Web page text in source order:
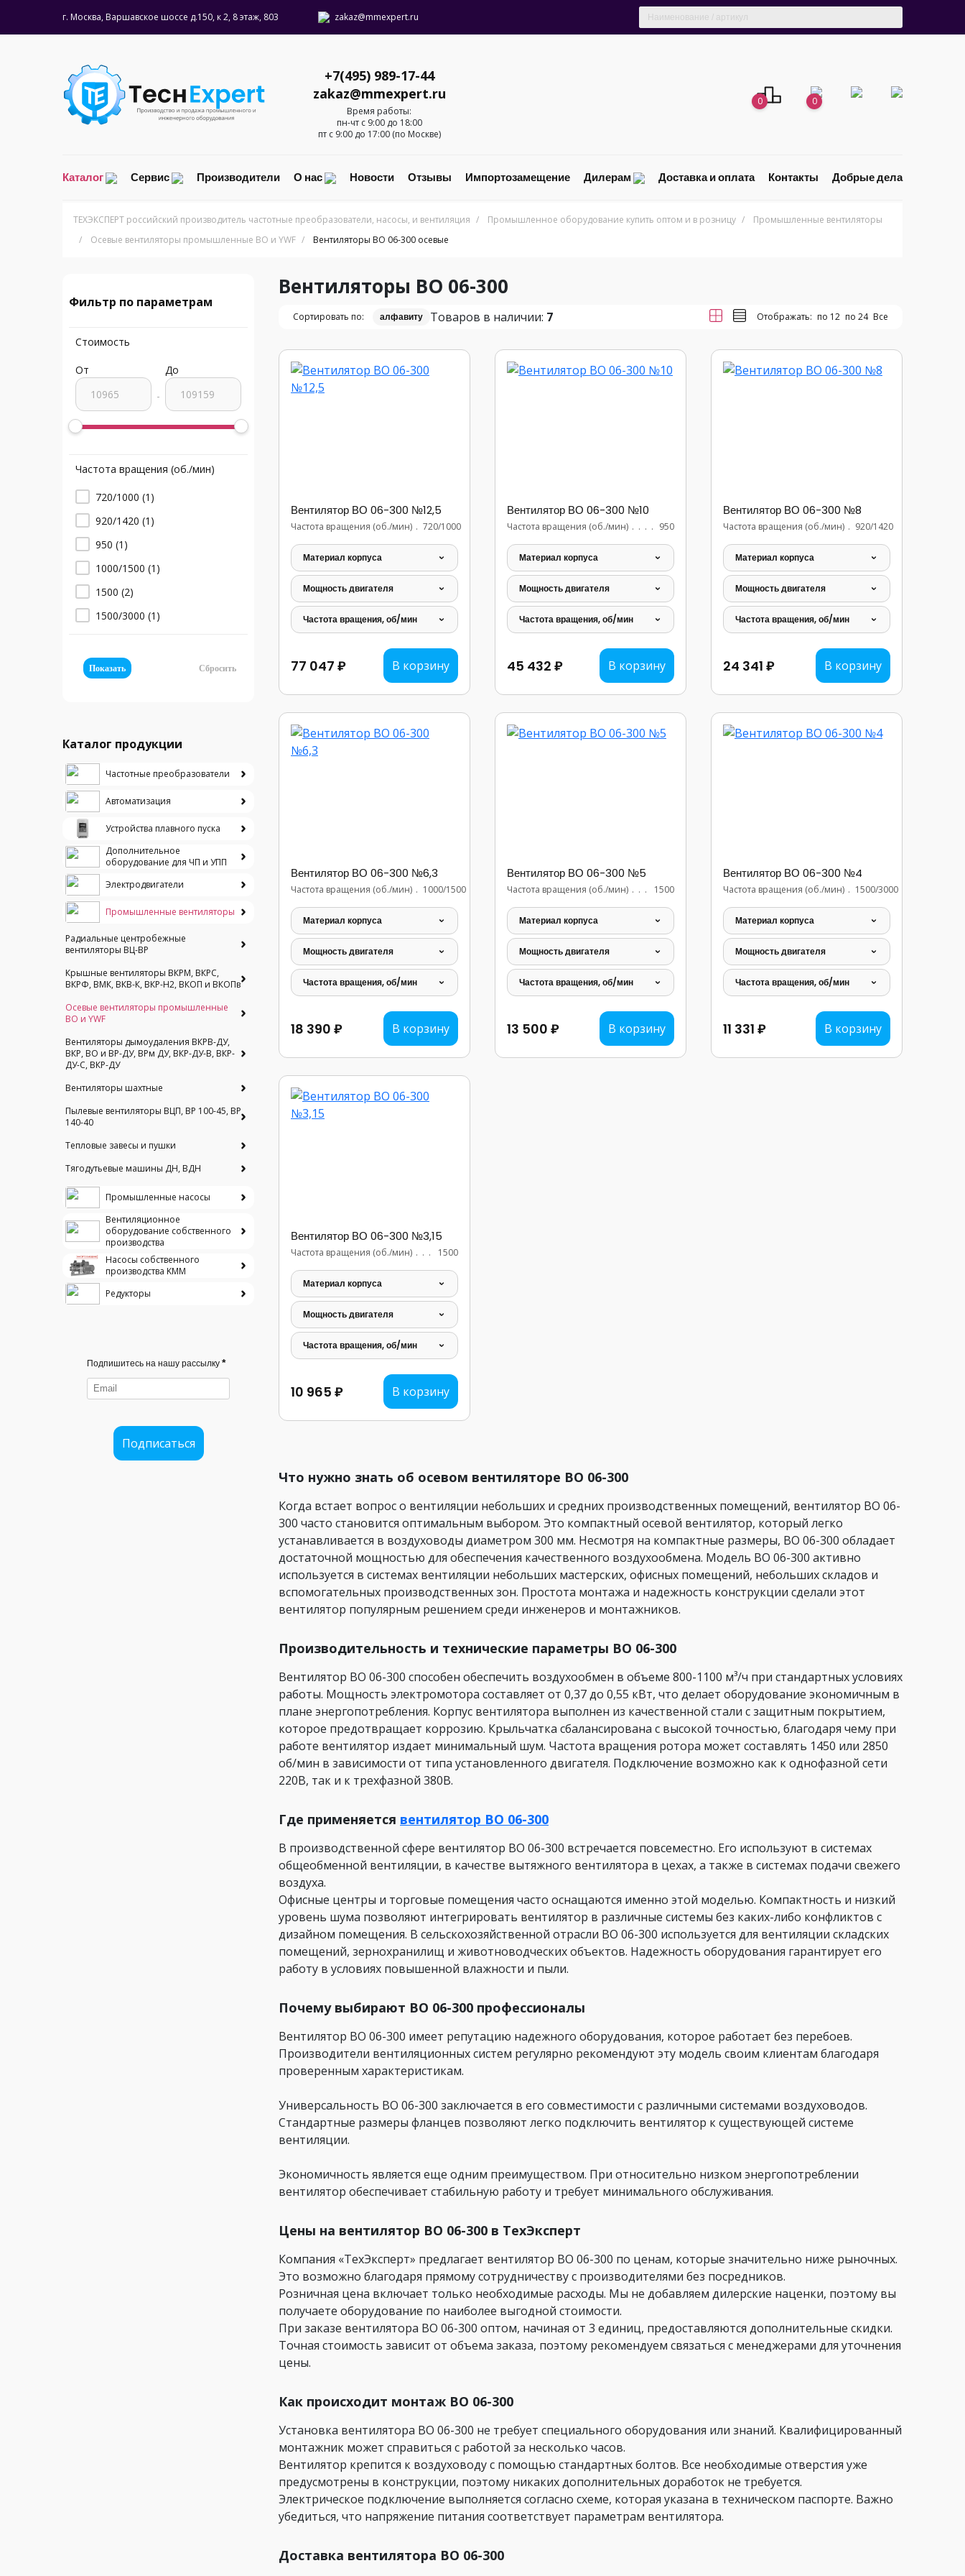
г. Москва, Варшавское шоссе д.150, к 2, 8 этаж, 803 zakaz@mmexpert.ru
+7(495) 989-17-44
zakaz@mmexpert.ru
Время работы:
пн-чт с 9:00 до 18:00
пт с 9:00 до 17:00 (по Москве)
0 0
Каталог Сервис Производители О нас Новости Отзывы Импортозамещение Дилерам Доставка и оплата Контакты Добрые дела
ТЕХЭКСПЕРТ российский производитель частотные преобразователи, насосы, и вентиляция / Промышленное оборудование купить оптом и в розницу /
Промышленные вентиляторы
/
Осевые вентиляторы промышленные ВО и YWF / Вентиляторы ВО 06-300 осевые
Фильтр по параметрам
Стоимость
От
-
До
Частота вращения (об./мин)
720/1000 (1)
920/1420 (1)
950 (1)
1000/1500 (1)
1500 (2)
1500/3000 (1)
Показать Сбросить
Каталог продукции
Частотные преобразователи
Автоматизация
Устройства плавного пуска
Дополнительное
оборудование для ЧП и УПП
Электродвигатели
Промышленные вентиляторы
Радиальные центробежные
вентиляторы ВЦ-ВР
Крышные вентиляторы ВКРМ, ВКРС,
ВКРФ, ВМК, ВКВ-К, ВКР-Н2, ВКОП и ВКОПв
Осевые вентиляторы промышленные
ВО и YWF
Вентиляторы дымоудаления ВКРВ-ДУ,
ВКР, ВО и ВР-ДУ, ВРм ДУ, ВКР-ДУ-В, ВКР-
ДУ-С, ВКР-ДУ
Вентиляторы шахтные
Пылевые вентиляторы ВЦП, ВР 100-45, ВР
140-40
Тепловые завесы и пушки
Тягодутьевые машины ДН, ВДН
Промышленные насосы
Вентиляционное
оборудование собственного
производства
Насосы собственного
производства KMM
Редукторы
Подпишитесь на нашу рассылку *
Подписаться
Вентиляторы ВО 06-300
Сортировать по: алфавиту Товаров в наличии: 7 Отображать: по 12 по 24 Все
Вентилятор ВО 06-300 №12,5
Частота вращения (об./мин) ...............................
720/1000
Материал корпуса
Мощность двигателя
Частота вращения, об/мин
77 047 ₽ В корзину
Вентилятор ВО 06-300 №10
Частота вращения (об./мин) ...............................
950
Материал корпуса
Мощность двигателя
Частота вращения, об/мин
45 432 ₽ В корзину
Вентилятор ВО 06-300 №8
Частота вращения (об./мин) 920/1420
Материал корпуса
Мощность двигателя
Частота вращения, об/мин
24 341 ₽ В корзину
Вентилятор ВО 06-300 №6,3
Частота вращения (об./мин) ...............................
1000/1500
Материал корпуса
Мощность двигателя
Частота вращения, об/мин
18 390 ₽ В корзину
Вентилятор ВО 06-300 №5
Частота вращения (об./мин) ...............................
1500
Материал корпуса
Мощность двигателя
Частота вращения, об/мин
13 500 ₽ В корзину
Вентилятор ВО 06-300 №4
Частота вращения (об./мин) 1500/3000
Материал корпуса
Мощность двигателя
Частота вращения, об/мин
11 331 ₽ В корзину
Вентилятор ВО 06-300 №3,15
Частота вращения (об./мин) ...............................
1500
Материал корпуса
Мощность двигателя
Частота вращения, об/мин
10 965 ₽ В корзину
Что нужно знать об осевом вентиляторе ВО 06-300
Когда встает вопрос о вентиляции небольших и средних производственных помещений, вентилятор ВО 06-
300 часто становится оптимальным выбором. Это компактный осевой вентилятор, который легко
устанавливается в воздуховоды диаметром 300 мм. Несмотря на компактные размеры, ВО 06-300 обладает
достаточной мощностью для обеспечения качественного воздухообмена. Модель ВО 06-300 активно
используется в системах вентиляции небольших мастерских, офисных помещений, небольших складов и
вспомогательных производственных зон. Простота монтажа и надежность конструкции сделали этот
вентилятор популярным решением среди инженеров и монтажников.
Производительность и технические параметры ВО 06-300
Вентилятор ВО 06-300 способен обеспечить воздухообмен в объеме 800-1100 м³/ч при стандартных условиях
работы. Мощность электромотора составляет от 0,37 до 0,55 кВт, что делает оборудование экономичным в
плане энергопотребления. Корпус вентилятора выполнен из качественной стали с защитным покрытием,
которое предотвращает коррозию. Крыльчатка сбалансирована с высокой точностью, благодаря чему при
работе вентилятор издает минимальный шум. Частота вращения ротора может составлять 1450 или 2850
об/мин в зависимости от типа установленного двигателя. Подключение возможно как к однофазной сети
220В, так и к трехфазной 380В.
Где применяется вентилятор ВО 06-300
В производственной сфере вентилятор ВО 06-300 встречается повсеместно. Его используют в системах
общеобменной вентиляции, в качестве вытяжного вентилятора в цехах, а также в системах подачи свежего
воздуха.
Офисные центры и торговые помещения часто оснащаются именно этой моделью. Компактность и низкий
уровень шума позволяют интегрировать вентилятор в различные системы без каких-либо конфликтов с
дизайном помещения. В сельскохозяйственной отрасли ВО 06-300 используется для вентиляции складских
помещений, зернохранилищ и животноводческих объектов. Надежность оборудования гарантирует его
работу в условиях повышенной влажности и пыли.
Почему выбирают ВО 06-300 профессионалы
Вентилятор ВО 06-300 имеет репутацию надежного оборудования, которое работает без перебоев.
Производители вентиляционных систем регулярно рекомендуют эту модель своим клиентам благодаря
проверенным характеристикам.
Универсальность ВО 06-300 заключается в его совместимости с различными системами воздуховодов.
Стандартные размеры фланцев позволяют легко подключить вентилятор к существующей системе
вентиляции.
Экономичность является еще одним преимуществом. При относительно низком энергопотреблении
вентилятор обеспечивает стабильную работу и требует минимального обслуживания.
Цены на вентилятор ВО 06-300 в ТехЭксперт
Компания «ТехЭксперт» предлагает вентилятор ВО 06-300 по ценам, которые значительно ниже рыночных.
Это возможно благодаря прямому сотрудничеству с производителями без посредников.
Розничная цена включает только необходимые расходы. Мы не добавляем дилерские наценки, поэтому вы
получаете оборудование по наиболее выгодной стоимости.
При заказе вентилятора ВО 06-300 оптом, начиная от 3 единиц, предоставляются дополнительные скидки.
Точная стоимость зависит от объема заказа, поэтому рекомендуем связаться с менеджерами для уточнения
цены.
Как происходит монтаж ВО 06-300
Установка вентилятора ВО 06-300 не требует специального оборудования или знаний. Квалифицированный
монтажник может справиться с работой за несколько часов.
Вентилятор крепится к воздуховоду с помощью стандартных болтов. Все необходимые отверстия уже
предусмотрены в конструкции, поэтому никаких дополнительных доработок не требуется.
Электрическое подключение выполняется согласно схеме, которая указана в техническом паспорте. Важно
убедиться, что напряжение питания соответствует параметрам вентилятора.
Доставка вентилятора ВО 06-300